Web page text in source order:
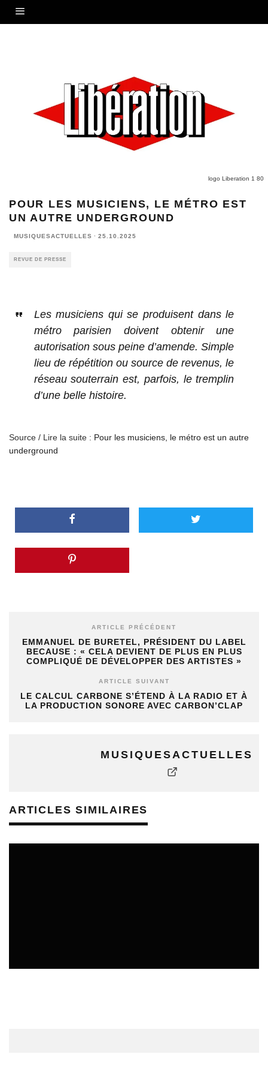
logo Liberation 1 80
POUR LES MUSICIENS, LE MÉTRO EST
UN AUTRE UNDERGROUND
MUSIQUESACTUELLES · 25.10.2025
REVUE DE PRESSE
Les musiciens qui se produisent dans le
métro parisien doivent obtenir une
autorisation sous peine d’amende. Simple
lieu de répétition ou source de revenus, le
réseau souterrain est, parfois, le tremplin
d’une belle histoire.
Source / Lire la suite : Pour les musiciens, le métro est un autre
underground
ARTICLE PRÉCÉDENT
EMMANUEL DE BURETEL, PRÉSIDENT DU LABEL
BECAUSE : « CELA DEVIENT DE PLUS EN PLUS
COMPLIQUÉ DE DÉVELOPPER DES ARTISTES »
ARTICLE SUIVANT
LE CALCUL CARBONE S’ÉTEND À LA RADIO ET À
LA PRODUCTION SONORE AVEC CARBON’CLAP
MUSIQUESACTUELLES
ARTICLES SIMILAIRES